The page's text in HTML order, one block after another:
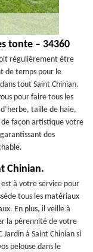
tonte – 34360
régulièrement être
de temps pour le
tout Saint Chinian.
pour faire tous les
taille de haie,
façon artistique votre
des
Chinian.
à votre service pour
tous les matériaux
En plus, il veille à
la pérennité de votre
Jardin à Saint Chinian si
pelouse dans le